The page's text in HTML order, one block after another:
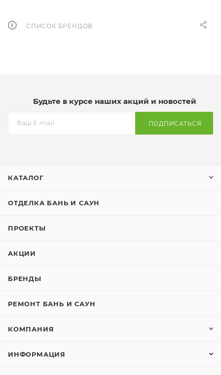
СПИСОК БРЕНДОВ
Будьте в курсе наших акций и новостей
ПОДПИСАТЬСЯ
КАТАЛОГ
ОТДЕЛКА БАНЬ И САУН
ПРОЕКТЫ
АКЦИИ
БРЕНДЫ
РЕМОНТ БАНЬ И САУН
КОМПАНИЯ
ИНФОРМАЦИЯ